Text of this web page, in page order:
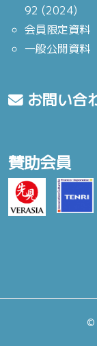
92 (2024)
会員限定資料
一般公開資料
お問い合
賛助会員
©